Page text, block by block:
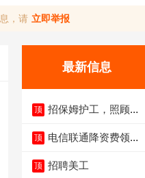
，请 立即举报
最新信息
顶 招保姆护工，照顾病
顶 电信联通降资费领价
顶 招聘美工